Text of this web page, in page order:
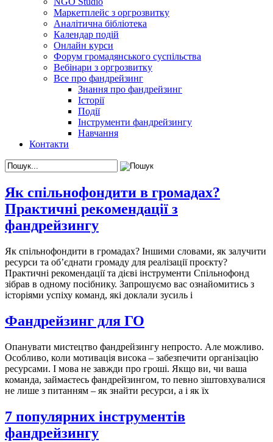
Маркетплейс з оргрозвитку
Аналітична бібліотека
Календар подій
Онлайн курси
Форум громадянського суспільства
Вебінари з оргрозвитку
Все про фандрейзинг
Знання про фандрейзинг
Історії
Події
Інструменти фандрейзингу
Навчання
Контакти
Як спільнофондити в громадах?
Практичні рекомендації з
фандрейзингу
Як спільнофондити в громадах? Іншими словами, як залучити
ресурси та об’єднати громаду для реалізації проєкту?
Практичні рекомендації та дієві інструменти Спільнофонд
зібрав в одному посібнику. Запрошуємо вас ознайомитись з
історіями успіху команд, які доклали зусиль і
Фандрейзинг для ГО
Опанувати мистецтво фандрейзингу непросто. Але можливо.
Особливо, коли мотивація висока – забезпечити організацію
ресурсами. І мова не завжди про гроші. Якщо ви, чи ваша
команда, займаєтесь фандрейзингом, то певно зіштовхувалися
не лише з питанням – як знайти ресурси, а і як їх
7 популярних інструментів
фандрейзингу